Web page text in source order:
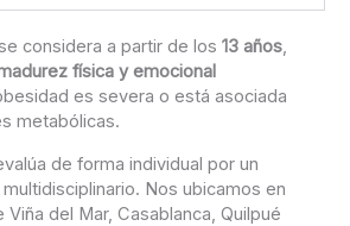
considera a partir de los 13 años,
física y emocional
es severa o está asociada
metabólicas.
de forma individual por un
Nos ubicamos en
Viña del Mar, Casablanca, Quilpué